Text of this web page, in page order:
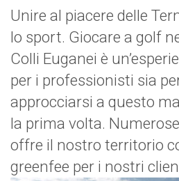
Unire al piacere delle
lo sport. Giocare a golf
Colli Euganei è
per i professionisti sia
approcciarsi a questo
la prima volta.
offre il nostro territorio
greenfee per i nostri